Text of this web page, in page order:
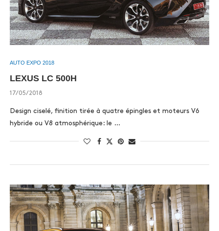
AUTO EXPO 2018
LEXUS LC 500H
17/05/2018
Design ciselé, finition tirée à quatre épingles et moteurs V6
hybride ou V8 atmosphérique: le …